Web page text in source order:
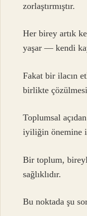
zorlaştırmıştır.
Her birey artık
yaşar — kendi
Fakat bir ilacın
birlikte
Toplumsal
iyiliğin önemine
Bir toplum,
sağlıklıdır.
Bu noktada şu